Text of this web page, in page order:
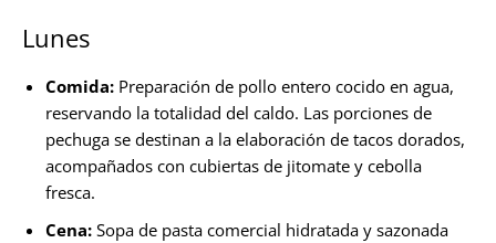
Lunes
Comida: Preparación de pollo entero cocido en agua,
reservando la totalidad del caldo. Las porciones de
pechuga se destinan a la elaboración de tacos dorados,
acompañados con cubiertas de jitomate y cebolla
fresca.
Cena: Sopa de pasta comercial hidratada y sazonada